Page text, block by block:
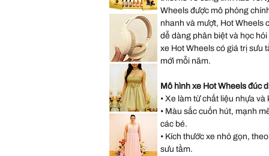
Wheels được mô phỏng
nhanh và mượt, Hot Wheels
dễ dàng phân biệt và học
xe Hot Wheels có giá trị sưu
mới mỗi năm.
Mô hình xe Hot Wheels đúc
• Xe làm từ chất liệu nhựa
• Màu sắc cuốn hút, mạnh
các bé.
• Kích thước xe nhỏ gọn,
sưu tầm.
14
size
*New
Sealed*
Chocolate
Liqueur
Liquor
Bottles
073026
Lenovo
Wireless
Bluetooth
Headphones
with
Headwear
Earmuffs
Speechless
Sleeveless
Sparkly
Sequin
Prom
Party